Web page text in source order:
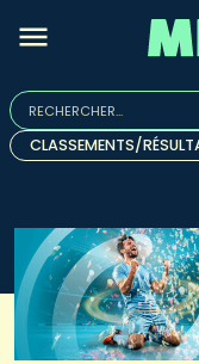
Rechercher :
Quand les résultats
CLASSEMENTS/